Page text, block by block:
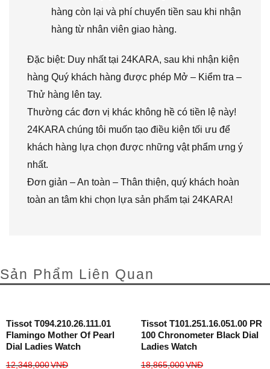
hàng còn lại và phí chuyển tiền sau khi nhận
hàng từ nhân viên giao hàng.
Đặc biệt: Duy nhất tại 24KARA, sau khi nhận kiện
hàng Quý khách hàng được phép Mở – Kiểm tra –
Thử hàng lên tay.
Thường các đơn vị khác không hề có tiền lệ này!
24KARA chúng tôi muốn tạo điều kiện tối ưu để
khách hàng lựa chọn được những vật phẩm ưng ý
nhất.
Đơn giản – An toàn – Thân thiện, quý khách hoàn
toàn an tâm khi chọn lựa sản phẩm tại 24KARA!
Sản Phẩm Liên Quan
Tissot T094.210.26.111.01
Flamingo Mother Of Pearl
Dial Ladies Watch
12,348,000VNĐ
Tissot T101.251.16.051.00 PR
100 Chronometer Black Dial
Ladies Watch
18,865,000VNĐ